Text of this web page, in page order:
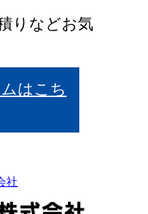
りなどお気
はこち
社